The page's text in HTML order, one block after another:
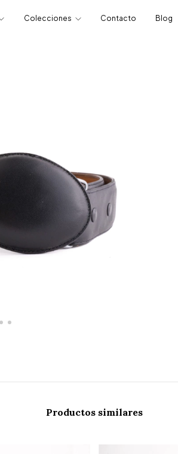
Colecciones Contacto Blog
Productos similares